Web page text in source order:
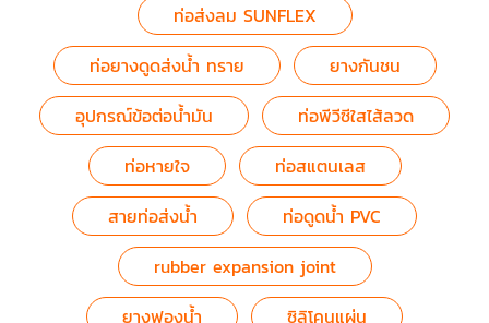
ท่อส่งลม SUNFLEX
ท่อยางดูดส่งน้ำ ทราย
ยางกันชน
อุปกรณ์ข้อต่อน้ำมัน
ท่อพีวีซีใสไส้ลวด
ท่อหายใจ
ท่อสแตนเลส
สายท่อส่งน้ำ
ท่อดูดน้ำ PVC
rubber expansion joint
ยางฟองน้ำ
ซิลิโคนแผ่น